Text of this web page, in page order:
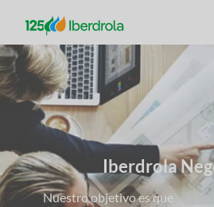
Iberdrola
Nuestro objetivo es que